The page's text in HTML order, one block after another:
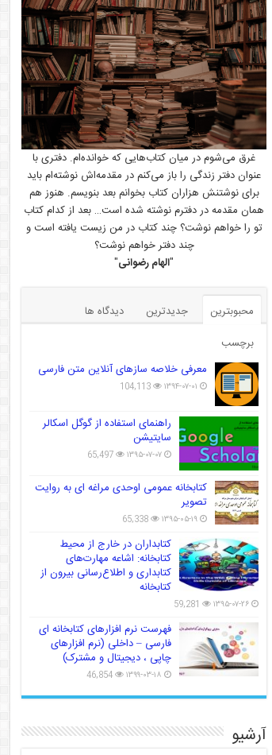
غرق می‌شوم در میان کتاب‌هایی که خوانده‌ام. دفتری با
عنوان دفتر زندگی را باز می‌کنم در مقدمه‌اش نوشته‌ام باید
برای نوشتنش هزاران کتاب بخوانم بعد بنویسم. هنوز هم
همان مقدمه در دفترم نوشته شده است… بعد از کدام کتاب
تو را خواهم نوشت؟ چند کتاب در من زیست یافته است و
چند دفتر خواهم نوشت؟
"الهام رضوانی"
محبوبترین جدیدترین
دیدگاه ها
برچسب
معرفی خلاصه سازهای آنلاین متن فارسی
۱۳۹۴-۰۷-۰۱ 104,113
راهنمای استفاده از گوگل اسکالر
سایتیشن
۱۳۹۵-۰۷-۰۷ 65,497
کتابخانه عمومی اوحدی مراغه ای به روایت
تصویر
۱۳۹۵-۰۵-۱۹ 65,338
کتابداران در خارج از محیط
کتابخانه: اشاعه مهارت‌های
کتابداری و اطلاع‌رسانی بیرون از
کتابخانه
۱۳۹۵-۰۷-۲۶ 59,281
فهرست نرم افزارهای کتابخانه ای
فارسی – داخلی (نرم افزارهای
چاپی ، دیجیتال و مشترک)
۱۳۹۹-۰۳-۱۸ 46,854
آرشیو